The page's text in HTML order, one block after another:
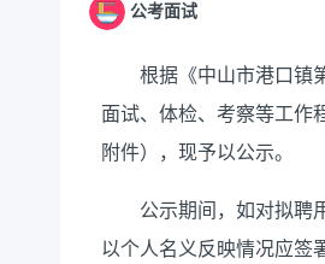
公考面试
根据《中山市港口镇
面试、体检、考察等工作
附件），现予以公示。
公示期间，如对拟聘
以个人名义反映情况应签